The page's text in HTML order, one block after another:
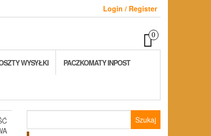
Login / Register
0
WYSYŁKI PACZKOMATY INPOST